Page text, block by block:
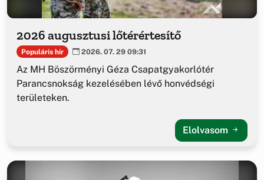
2026 augusztusi lőtérértesítő
Populáris hír 2026. 07. 29 09:31
Az MH Böszörményi Géza Csapatgyakorlótér
Parancsnokság kezelésében lévő honvédségi
területeken.
Elolvasom